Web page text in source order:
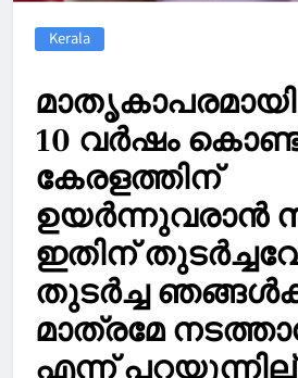
Kerala
10 വര്‍ഷം
കേരളത്തിന്
ഉയര്‍ന്നുവരാൻ
ഇതിന്
തുടര്‍ച്ച
മാത്രമേ
എന്ന്